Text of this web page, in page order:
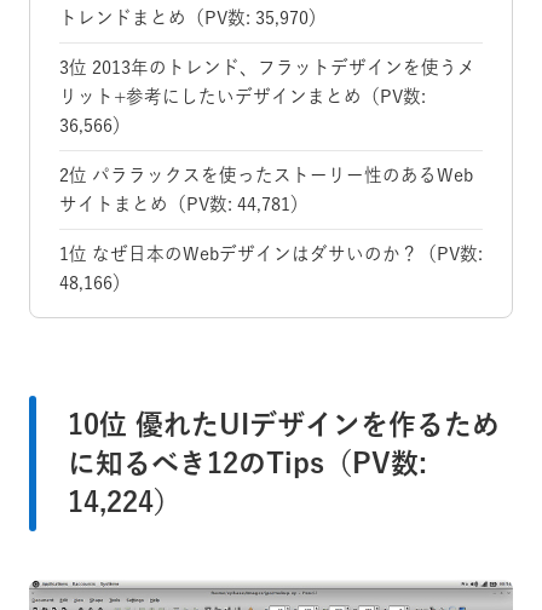
トレンドまとめ（PV数: 35,970）
3位 2013年のトレンド、フラットデザインを使うメ
リット+参考にしたいデザインまとめ（PV数:
36,566）
2位 パララックスを使ったストーリー性のあるWeb
サイトまとめ（PV数: 44,781）
1位 なぜ日本のWebデザインはダサいのか？（PV数:
48,166）
10位 優れたUIデザインを作るため
に知るべき12のTips（PV数:
14,224）